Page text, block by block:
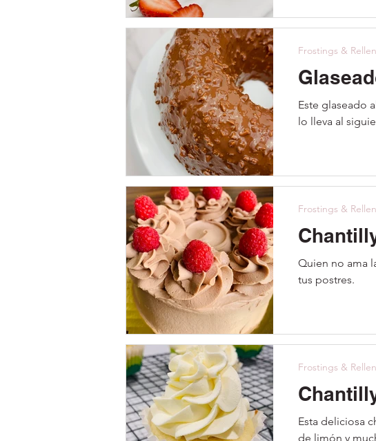
Este glaseado
lo lleva al
Frostings &
Quien no ama
tus postres.
Frostings &
Esta deliciosa
de limón y
Frostings &